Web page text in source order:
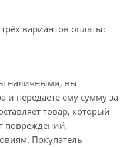
вариантов оплаты:
наличными, вы
и передаёте ему сумму за
товар, который
повреждений,
Покупатель